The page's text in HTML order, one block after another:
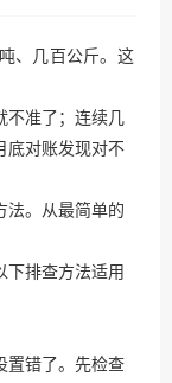
、几百公斤。这
不准了；连续几
底对账发现对不
法。从最简单的
下排查方法适用
置错了。先检查